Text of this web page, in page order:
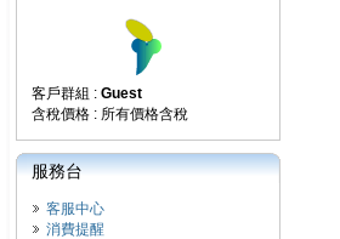
客戶群組 : Guest
含稅價格 : 所有價格含稅
服務台
客服中心
消費提醒